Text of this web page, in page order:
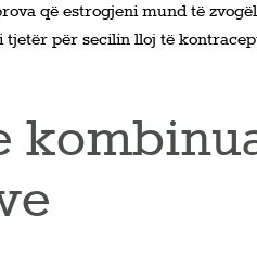
që estrogjeni mund të
tjetër për secilin lloj të